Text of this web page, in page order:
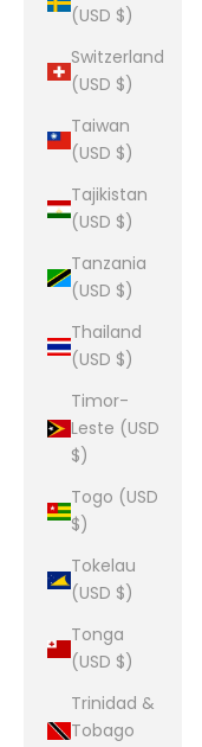
(USD $)
Switzerland
(USD $)
Taiwan
(USD $)
Tajikistan
(USD $)
Tanzania
(USD $)
Thailand
(USD $)
Timor-
Leste (USD
$)
Togo (USD
$)
Tokelau
(USD $)
Tonga
(USD $)
Trinidad &
Tobago